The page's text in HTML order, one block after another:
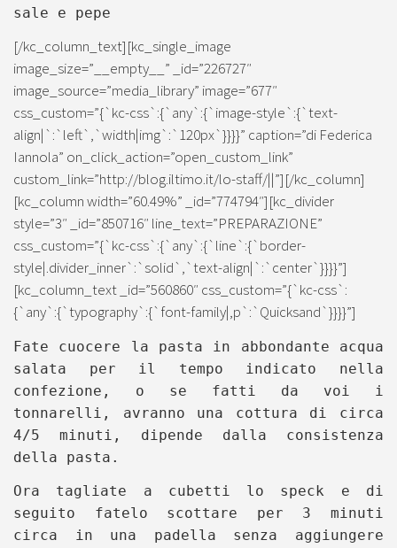
sale e pepe
[/kc_column_text][kc_single_image
image_size=”__empty__” _id=”226727″
image_source=”media_library” image=”677″
css_custom=”{`kc-css`:{`any`:{`image-style`:{`text-
align|`:`left`,`width|img`:`120px`}}}}” caption=”di Federica
Iannola” on_click_action=”open_custom_link”
custom_link=”http://blog.iltimo.it/lo-staff/||”][/kc_column]
[kc_column width=”60.49%” _id=”774794″][kc_divider
style=”3″ _id=”850716″ line_text=”PREPARAZIONE”
css_custom=”{`kc-css`:{`any`:{`line`:{`border-
style|.divider_inner`:`solid`,`text-align|`:`center`}}}}”]
[kc_column_text _id=”560860″ css_custom=”{`kc-css`:
{`any`:{`typography`:{`font-family|,p`:`Quicksand`}}}}”]
Fate cuocere la pasta in abbondante acqua
salata per il tempo indicato nella
confezione, o se fatti da voi i
tonnarelli, avranno una cottura di circa
4/5 minuti, dipende dalla consistenza
della pasta.
Ora tagliate a cubetti lo speck e di
seguito fatelo scottare per 3 minuti
circa in una padella senza aggiungere